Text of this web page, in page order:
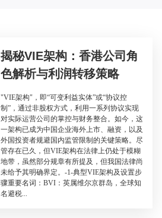
揭秘VIE架构：香港公司角
色解析与利润转移策略
"VIE架构"，即“可变利益实体”或“协议控
制”，通过非股权方式，利用一系列协议实现
对实际运营公司的掌控与财务整合。如今，这
一架构已成为中国企业海外上市、融资，以及
外国投资者规避国内监管限制的关键策略。尽
管存在已久，但VIE架构在法律上仍处于模糊
地带，虽然部分规章有所提及，但我国法律尚
未给予其明确界定。-1-典型VIE架构及设置步
骤重要名词：BVI：英属维尔京群岛，全球知
名避税...